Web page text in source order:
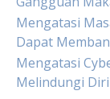
Mengatasi
Dapat
Mengatasi
Melindungi